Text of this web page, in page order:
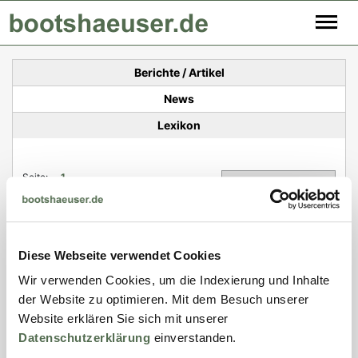
Diese Webseite verwendet Cookies
Wir verwenden Cookies, um die Indexierung und Inhalte
der Website zu optimieren. Mit dem Besuch unserer
Website erklären Sie sich mit unserer
Datenschutzerklärung einverstanden.
Berichte / Artikel
News
Lexikon
Seite: 1
Folgene Beiträge wurden zum Schlagwort
01.08.2012
Ein Haus für Boot und Mensch
In ihrem Wirtschaftsteil hat sich die Frankfurter
Allgemeine Zeitung am 1.